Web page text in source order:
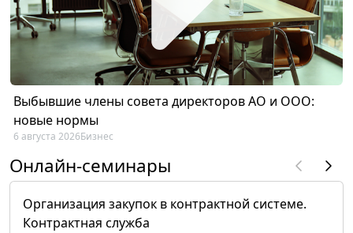
Выбывшие члены совета директоров АО и ООО:
новые нормы
6 августа 2026Бизнес
Онлайн-семинары
Организация закупок в контрактной системе.
Контрактная служба